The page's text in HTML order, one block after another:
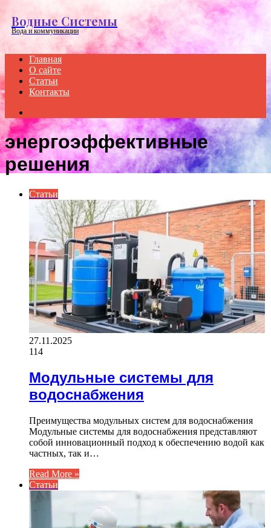
Водные Системы
Вода и коммуникации
Главная
О сайте
Статьи
Контакты
for
энергоэффективные
решения
Статьи
27.11.2025
114
Модульные системы для
водоснабжения
Преимущества модульных систем для водоснабжения
Модульные системы для водоснабжения представляют
собой инновационный подход к обеспечению водой как
частных, так и…
Read More »
Статьи